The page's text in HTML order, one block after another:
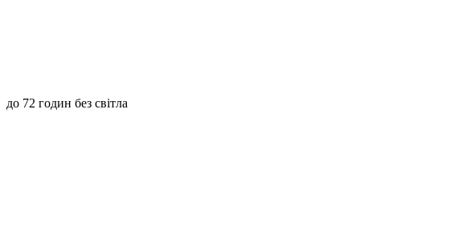
до 72 годин без світла